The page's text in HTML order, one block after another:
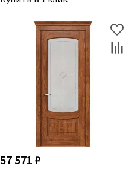
57 571 ₽